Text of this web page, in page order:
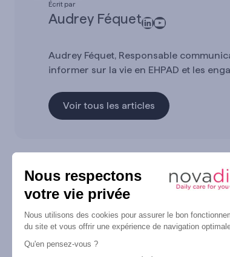
Écrit par
Audrey FéquetLinkedIn
YouTube
Audrey Féquet, Responsable
informer sur la vie en EHPAD et les
Voir tous les articles
À propos